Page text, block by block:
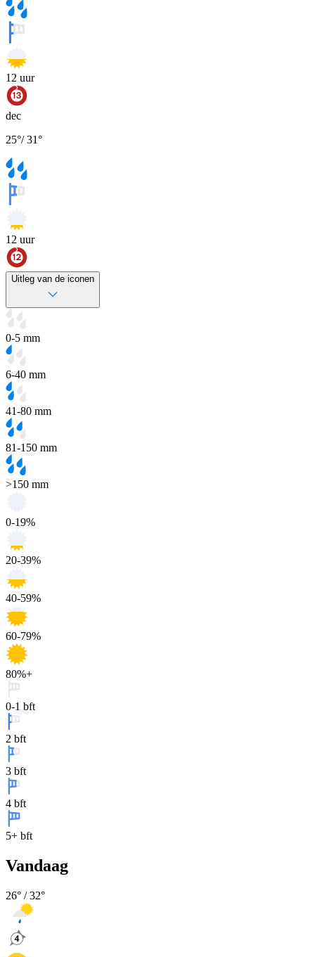
12 uur
dec
25°/31°
12 uur
Uitleg van de iconen
0-5 mm
6-40 mm
41-80 mm
81-150 mm
>150 mm
0-19%
20-39%
40-59%
60-79%
80%+
0-1 bft
2 bft
3 bft
4 bft
5+ bft
Vandaag
26° /32°